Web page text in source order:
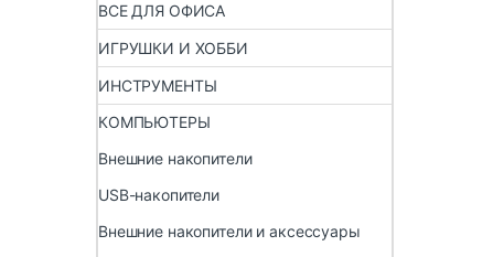
ВСЕ ДЛЯ ОФИСА
ИГРУШКИ И ХОББИ
ИНСТРУМЕНТЫ
КОМПЬЮТЕРЫ
Внешние накопители
USB-накопители
Внешние накопители и аксессуары